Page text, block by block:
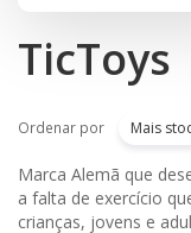
TicToys
Ordenar por Mais
Marca Alemã que
a falta de exercício
crianças, jovens e